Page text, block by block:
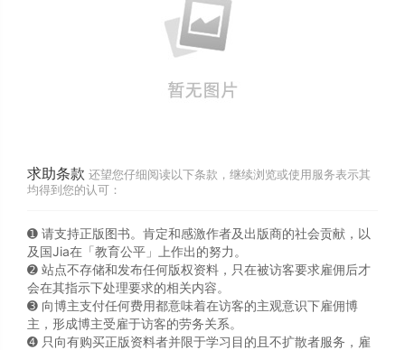
求助条款 还望您仔细阅读以下条款，继续浏览或使用服务表示其
均得到您的认可：
➊️ 请支持正版图书。肯定和感激作者及出版商的社会贡献，以
及国Jia在「教育公平」上作出的努力。
➋️ 站点不存储和发布任何版权资料，只在被访客要求雇佣后才
会在其指示下处理要求的相关内容。
➌️ 向博主支付任何费用都意味着在访客的主观意识下雇佣博
主，形成博主受雇于访客的劳务关系。
➍️ 只向有购买正版资料者并限于学习目的且不扩散者服务，雇